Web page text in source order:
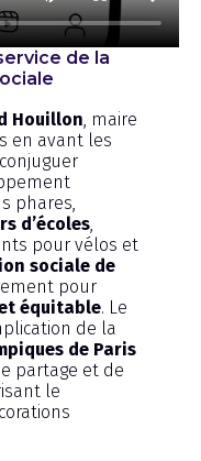
de la
Houillon, maire
en avant les
phares,
d’écoles,
pour vélos et
sociale de
pour
équitable. Le
de la
de Paris
partage et de
le